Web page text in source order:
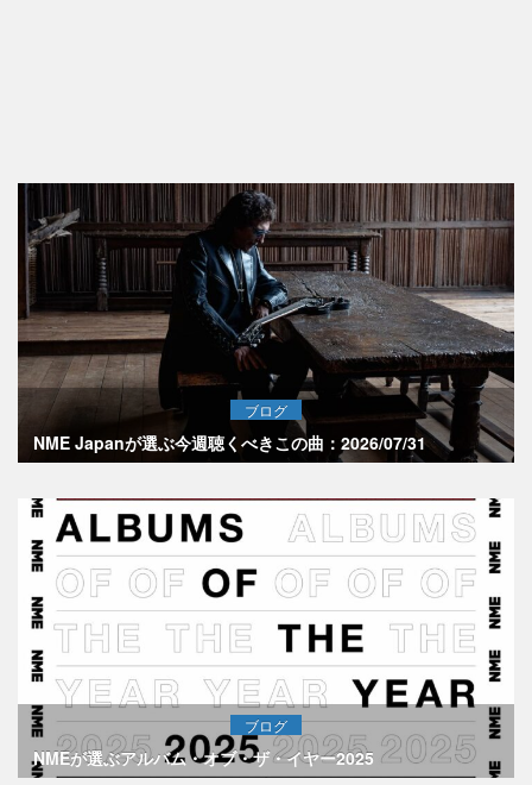
ブログ
NME Japanが選ぶ今週聴くべきこの曲：2026/07/31
ブログ
NMEが選ぶアルバム・オブ・ザ・イヤー2025